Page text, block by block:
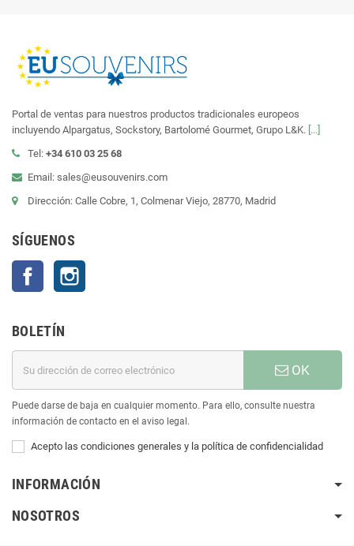
Portal de ventas para nuestros productos tradicionales europeos
incluyendo Alpargatus, Sockstory, Bartolomé Gourmet, Grupo L&K. [...]
Tel: +34 610 03 25 68
Email: sales@eusouvenirs.com
Dirección: Calle Cobre, 1, Colmenar Viejo, 28770, Madrid
SÍGUENOS
Facebook
BOLETÍN
OK
Puede darse de baja en cualquier momento. Para ello, consulte nuestra
información de contacto en el aviso legal.
Acepto las condiciones generales y la política de confidencialidad
INFORMACIÓN
NOSOTROS